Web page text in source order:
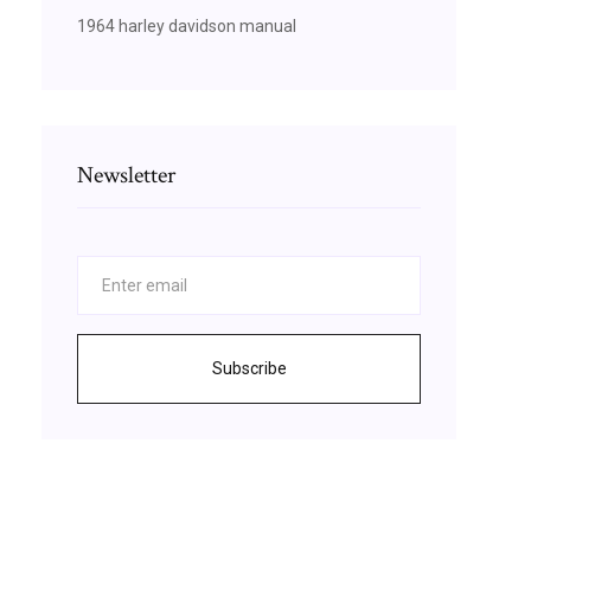
1964 harley davidson manual
Newsletter
Subscribe